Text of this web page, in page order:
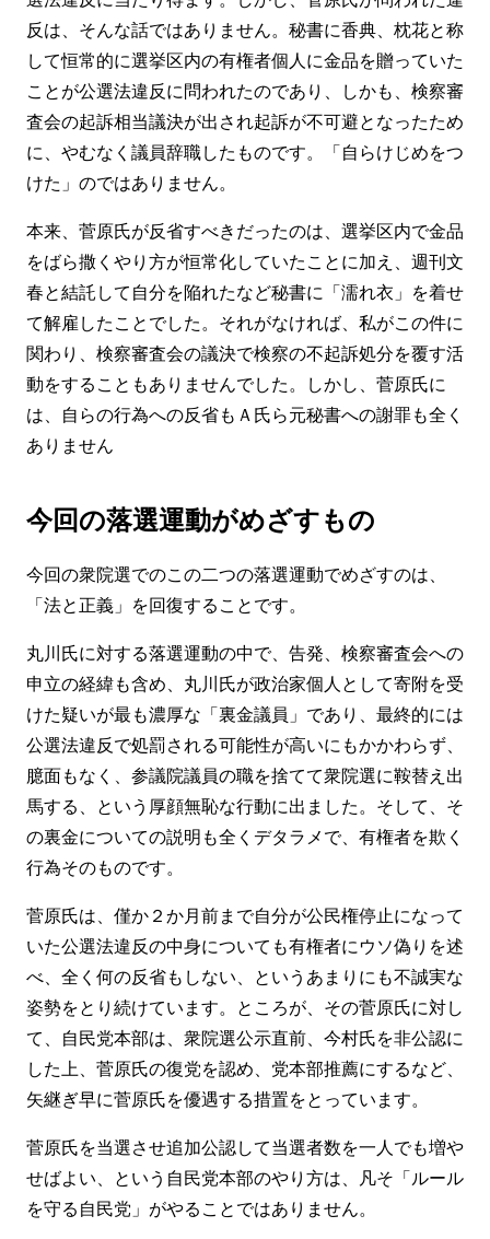
反は、そんな話ではありません。秘書に香典、枕花と称
して恒常的に選挙区内の有権者個人に金品を贈っていた
ことが公選法違反に問われたのであり、しかも、検察審
査会の起訴相当議決が出され起訴が不可避となったため
に、やむなく議員辞職したものです。「自らけじめをつ
けた」のではありません。
本来、菅原氏が反省すべきだったのは、選挙区内で金品
をばら撒くやり方が恒常化していたことに加え、週刊文
春と結託して自分を陥れたなど秘書に「濡れ衣」を着せ
て解雇したことでした。それがなければ、私がこの件に
関わり、検察審査会の議決で検察の不起訴処分を覆す活
動をすることもありませんでした。しかし、菅原氏に
は、自らの行為への反省もＡ氏ら元秘書への謝罪も全く
ありません
今回の落選運動がめざすもの
今回の衆院選でのこの二つの落選運動でめざすのは、
「法と正義」を回復することです。
丸川氏に対する落選運動の中で、告発、検察審査会への
申立の経緯も含め、丸川氏が政治家個人として寄附を受
けた疑いが最も濃厚な「裏金議員」であり、最終的には
公選法違反で処罰される可能性が高いにもかかわらず、
臆面もなく、参議院議員の職を捨てて衆院選に鞍替え出
馬する、という厚顔無恥な行動に出ました。そして、そ
の裏金についての説明も全くデタラメで、有権者を欺く
行為そのものです。
菅原氏は、僅か２か月前まで自分が公民権停止になって
いた公選法違反の中身についても有権者にウソ偽りを述
べ、全く何の反省もしない、というあまりにも不誠実な
姿勢をとり続けています。ところが、その菅原氏に対し
て、自民党本部は、衆院選公示直前、今村氏を非公認に
した上、菅原氏の復党を認め、党本部推薦にするなど、
矢継ぎ早に菅原氏を優遇する措置をとっています。
菅原氏を当選させ追加公認して当選者数を一人でも増や
せばよい、という自民党本部のやり方は、凡そ「ルール
を守る自民党」がやることではありません。